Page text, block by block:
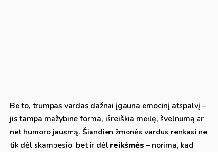
Be to, trumpas vardas dažnai įgauna emocinį atspalvį –
jis tampa mažybine forma, išreiškia meilę, švelnumą ar
net humoro jausmą. Šiandien žmonės vardus renkasi ne
tik dėl skambesio, bet ir dėl reikšmės – norima, kad